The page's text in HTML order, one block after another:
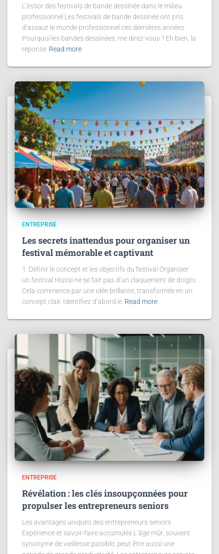
L’essor des festivals de bande dessinée dans le milieu
professionnel Les festivals de bande dessinée ont pris
d’assaut le monde professionnel ces dernières années.
Pourquoi les bandes dessinées, me direz-vous ? Eh bien, la
réponse Read more
ENTREPRISE
Les secrets inattendus pour organiser un
festival mémorable et captivant
1. Définir le concept et les objectifs du festival Organiser
un festival réussi ne se fait pas d’un claquement de doigts.
Cela commence par une idée brillante, transformée en un
concept clair. Identifiez d’abord le Read more
ENTREPRISE
Révélation : les clés insoupçonnées pour
propulser les entrepreneurs seniors
Les avantages uniques des entrepreneurs seniors
Expérience et savoir-faire accumulés L’âge mûr, souvent
synonyme de vieillesse paisible, peut être aussi une